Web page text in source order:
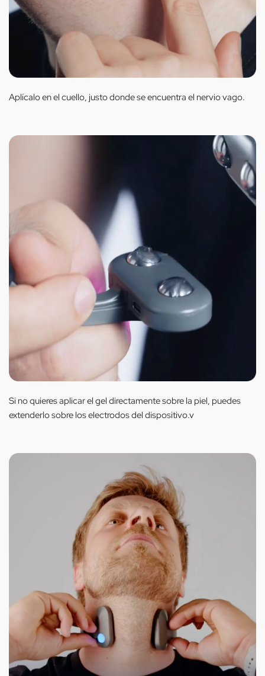
Aplícalo en el cuello, justo donde se encuentra el nervio vago.
Si no quieres aplicar el gel directamente sobre la piel, puedes
extenderlo sobre los electrodos del dispositivo.v